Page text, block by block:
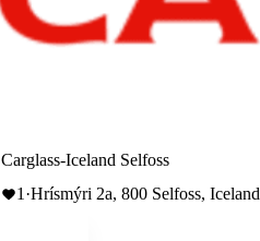
Carglass-Iceland Selfoss
1 ·Hrísmýri 2a, 800 Selfoss, Iceland